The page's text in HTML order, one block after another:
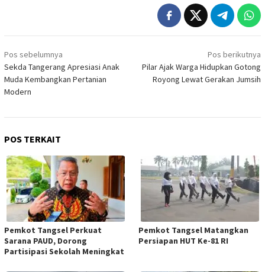
Navigasi
pos
Pos sebelumnya
Sekda Tangerang Apresiasi Anak
Muda Kembangkan Pertanian
Modern
Pos berikutnya
Pilar Ajak Warga Hidupkan Gotong
Royong Lewat Gerakan Jumsih
POS TERKAIT
Pemkot Tangsel Perkuat
Sarana PAUD, Dorong
Partisipasi Sekolah Meningkat
Pemkot Tangsel Matangkan
Persiapan HUT Ke-81 RI